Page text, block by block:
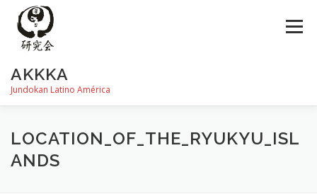
contenido
AKKKA
Jundokan Latino América
Menú
HISTORIA DOJOS INSTRUCTORES FOTOS
LOCATION_OF_THE_RYUKYU_ISL
ANDS